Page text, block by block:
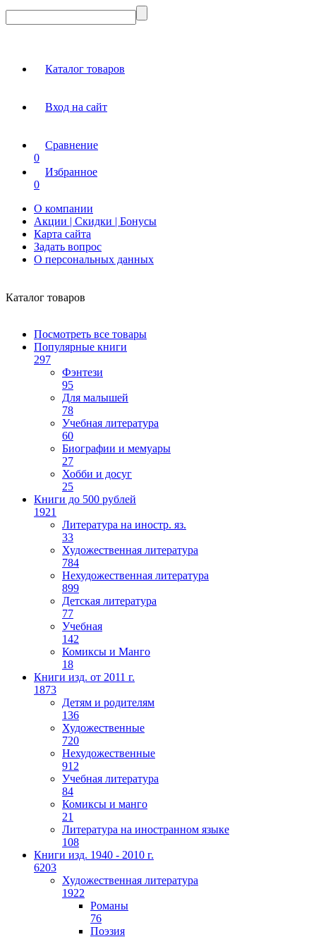
Каталог товаров
Вход на сайт
Сравнение
0
Избранное
0
О компании
Акции | Скидки | Бонусы
Карта сайта
Задать вопрос
О персональных данных
Каталог товаров
Посмотреть все товары
Популярные книги
297
Фэнтези
95
Для малышей
78
Учебная литература
60
Биографии и мемуары
27
Хобби и досуг
25
Книги до 500 рублей
1921
Литература на иностр. яз.
33
Художественная литература
784
Нехудожественная литература
899
Детская литература
77
Учебная
142
Комиксы и Манго
18
Книги изд. от 2011 г.
1873
Детям и родителям
136
Художественные
720
Нехудожественные
912
Учебная литература
84
Комиксы и манго
21
Литература на иностранном языке
108
Книги изд. 1940 - 2010 г.
6203
Художественная литература
1922
Романы
76
Поэзия